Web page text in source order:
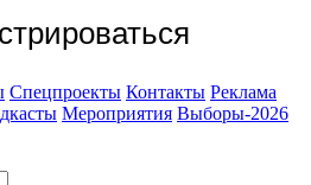
Спецпроекты Контакты Реклама
Мероприятия Выборы-2026